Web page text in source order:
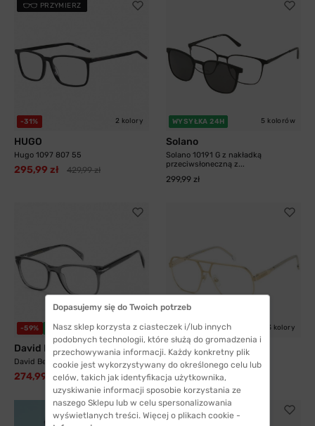
PRZYMIERZ
-31% 2 kolory
HUGO
Hugo 1097 807 55
295,99 zł 429,99 zł
WYSYŁKA 24H 5 kolorów
Solano
Solano 10191 G z nakładką
przeciwsłoneczną z...
299,99 zł
-59% WYSYŁKA 24H
David Beckham
David Beckham 1083 KB7 52
274,99 zł 676,99 zł
-30% WYSYŁKA 24H 3 kolory
Carrera
Carrera 1135 J5G 60
429,99 zł 609,99 zł
Dopasujemy się do Twoich potrzeb
Nasz sklep korzysta z ciasteczek i/lub innych
podobnych technologii, które służą do gromadzenia i
przechowywania informacji. Każdy konkretny plik
cookie jest wykorzystywany do określonego celu lub
celów, takich jak identyfikacja użytkownika,
uzyskiwanie informacji sposobie korzystania ze
naszego Sklepu lub w celu spersonalizowania
wyświetlanych treści. Więcej o plikach cookie -